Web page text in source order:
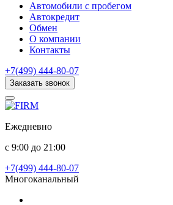
Автомобили с пробегом
Автокредит
Обмен
О компании
Контакты
+7(499) 444-80-07
Заказать звонок
Ежедневно
с 9:00 до 21:00
+7(499) 444-80-07
Многоканальный